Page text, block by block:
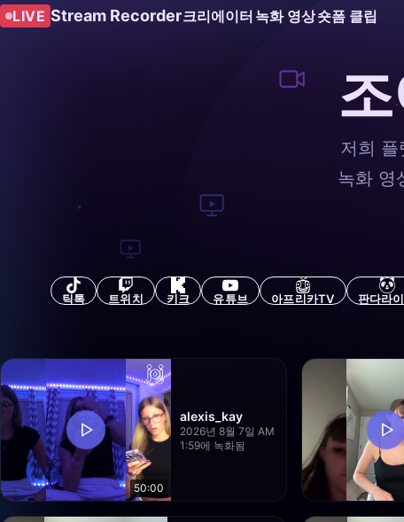
LIVE Stream Recorder크리에이터 녹화 영상숏폼 클립
저희 플
녹화 영
틱톡 트위치 키크 유튜브 아프리카TV 판다라
50:00
alexis_kay
2026년 8월 7일 AM
1:59에 녹화됨